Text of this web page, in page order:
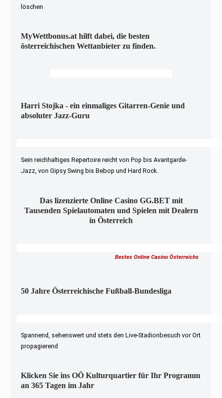
löschen
MyWettbonus.at hilft dabei, die besten
österreichischen Wettanbieter zu finden.
Harri Stojka - ein einmaliges Gitarren-Genie und
absoluter Jazz-Guru
Sein reichhaltiges Repertoire reicht von Pop bis Avantgarde-
Jazz, von Gipsy Swing bis Bebop und Hard Rock.
Das lizenzierte Online Casino GG.BET mit
Tausenden Spielautomaten und Spielen mit Dealern
in Österreich
Bestes Online Casino Österreichs
50 Jahre Österreichische Fußball-Bundesliga
Spannend, sehenswert und stets den Live-Stadionbesuch vor Ort
propagierend
Klicken Sie ins OÖ Kulturquartier für Ihr Programm
an 365 Tagen im Jahr